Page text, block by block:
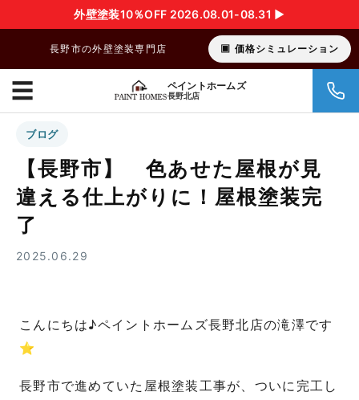
外壁塗装10％OFF 2026.08.01-08.31 ▶︎
長野市の外壁塗装専門店 価格シミュレーション
ペイントホームズ
長野北店
☰
ブログ
【長野市】 色あせた屋根が見
違える仕上がりに！屋根塗装完
了
2025.06.29
こんにちは♪ペイントホームズ長野北店の滝澤です
⭐︎
長野市で進めていた屋根塗装工事が、ついに完工し